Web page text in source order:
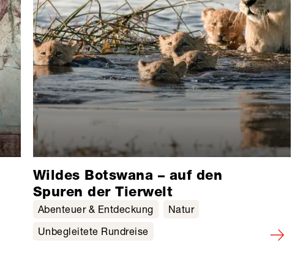
Wildes Botswana – auf den
Spuren der Tierwelt
Abenteuer & Entdeckung
Natur
Unbegleitete Rundreise